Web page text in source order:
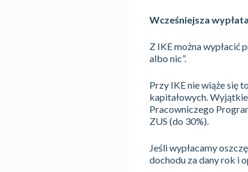
Wcześniejsza wypłata
Z IKE można wypłacić
albo nic”.
Przy IKE nie wiąże się
kapitałowych.
Pracowniczego
ZUS (do 30%).
Jeśli wypłacamy
dochodu za dany rok i